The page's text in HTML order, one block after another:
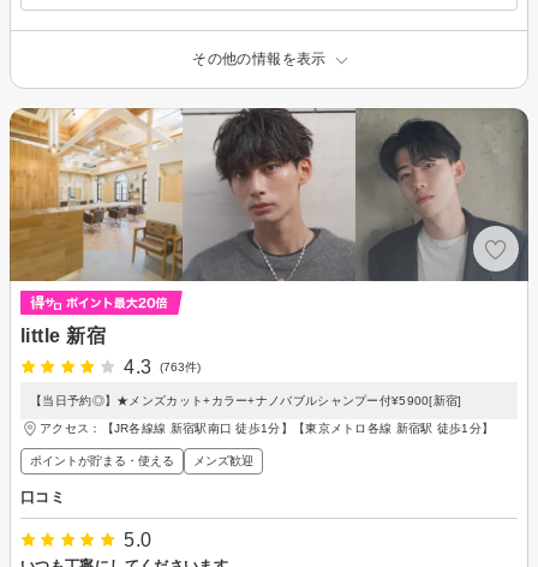
その他の情報を表示
little 新宿
4.3
(763件)
【当日予約◎】★メンズカット+カラー+ナノバブルシャンプー付¥5900[新宿]
アクセス：【JR各線線 新宿駅南口 徒歩1分】【東京メトロ各線 新宿駅 徒歩1分】
ポイントが貯まる・使える メンズ歓迎
口コミ
5.0